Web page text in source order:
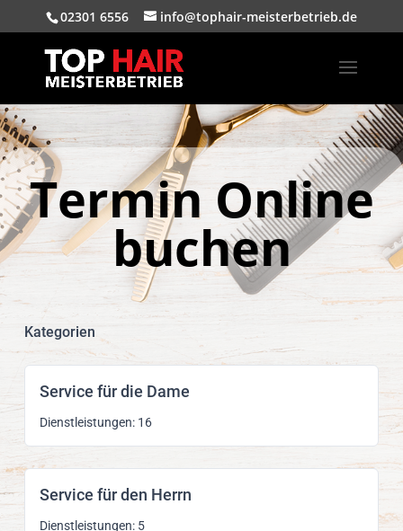
02301 6556 info@tophair-meisterbetrieb.de
Termin Online
buchen
Kategorien
Service für die Dame
Dienstleistungen: 16
Service für den Herrn
Dienstleistungen: 5